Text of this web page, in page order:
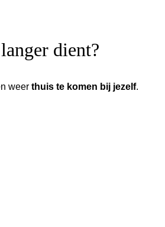
dient?
weerthuis te komen bij jezelf.